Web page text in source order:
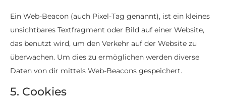
Ein Web-Beacon (auch Pixel-Tag genannt), ist ein kleines
unsichtbares Textfragment oder Bild auf einer Website,
das benutzt wird, um den Verkehr auf der Website zu
überwachen. Um dies zu ermöglichen werden diverse
Daten von dir mittels Web-Beacons gespeichert.
5. Cookies